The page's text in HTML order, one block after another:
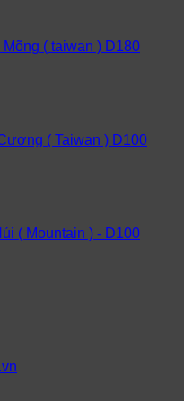
( taiwan ) D180
( Taiwan ) D100
( Mountain ) - D100